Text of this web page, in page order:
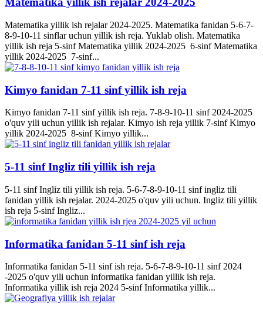
Matematika yillik ish rejalar 2024-2025. Matematika fanidan 5-6-7-
8-9-10-11 sinflar uchun yillik ish reja. Yuklab olish. Matematika
yillik ish reja 5-sinf Matematika yillik 2024-2025 6-sinf Matematika
yillik 2024-2025 7-sinf...
Kimyo fanidan 7-11 sinf yillik ish reja
Kimyo fanidan 7-11 sinf yillik ish reja. 7-8-9-10-11 sinf 2024-2025
o'quv yili uchun yillik ish rejalar. Kimyo ish reja yillik 7-sinf Kimyo
yillik 2024-2025 8-sinf Kimyo yillik...
5-11 sinf Ingliz tili yillik ish reja
5-11 sinf Ingliz tili yillik ish reja. 5-6-7-8-9-10-11 sinf ingliz tili
fanidan yillik ish rejalar. 2024-2025 o'quv yili uchun. Ingliz tili yillik
ish reja 5-sinf Ingliz...
Informatika fanidan 5-11 sinf ish reja
Informatika fanidan 5-11 sinf ish reja. 5-6-7-8-9-10-11 sinf 2024
-2025 o'quv yili uchun informatika fanidan yillik ish reja.
Informatika yillik ish reja 2024 5-sinf Informatika yillik...